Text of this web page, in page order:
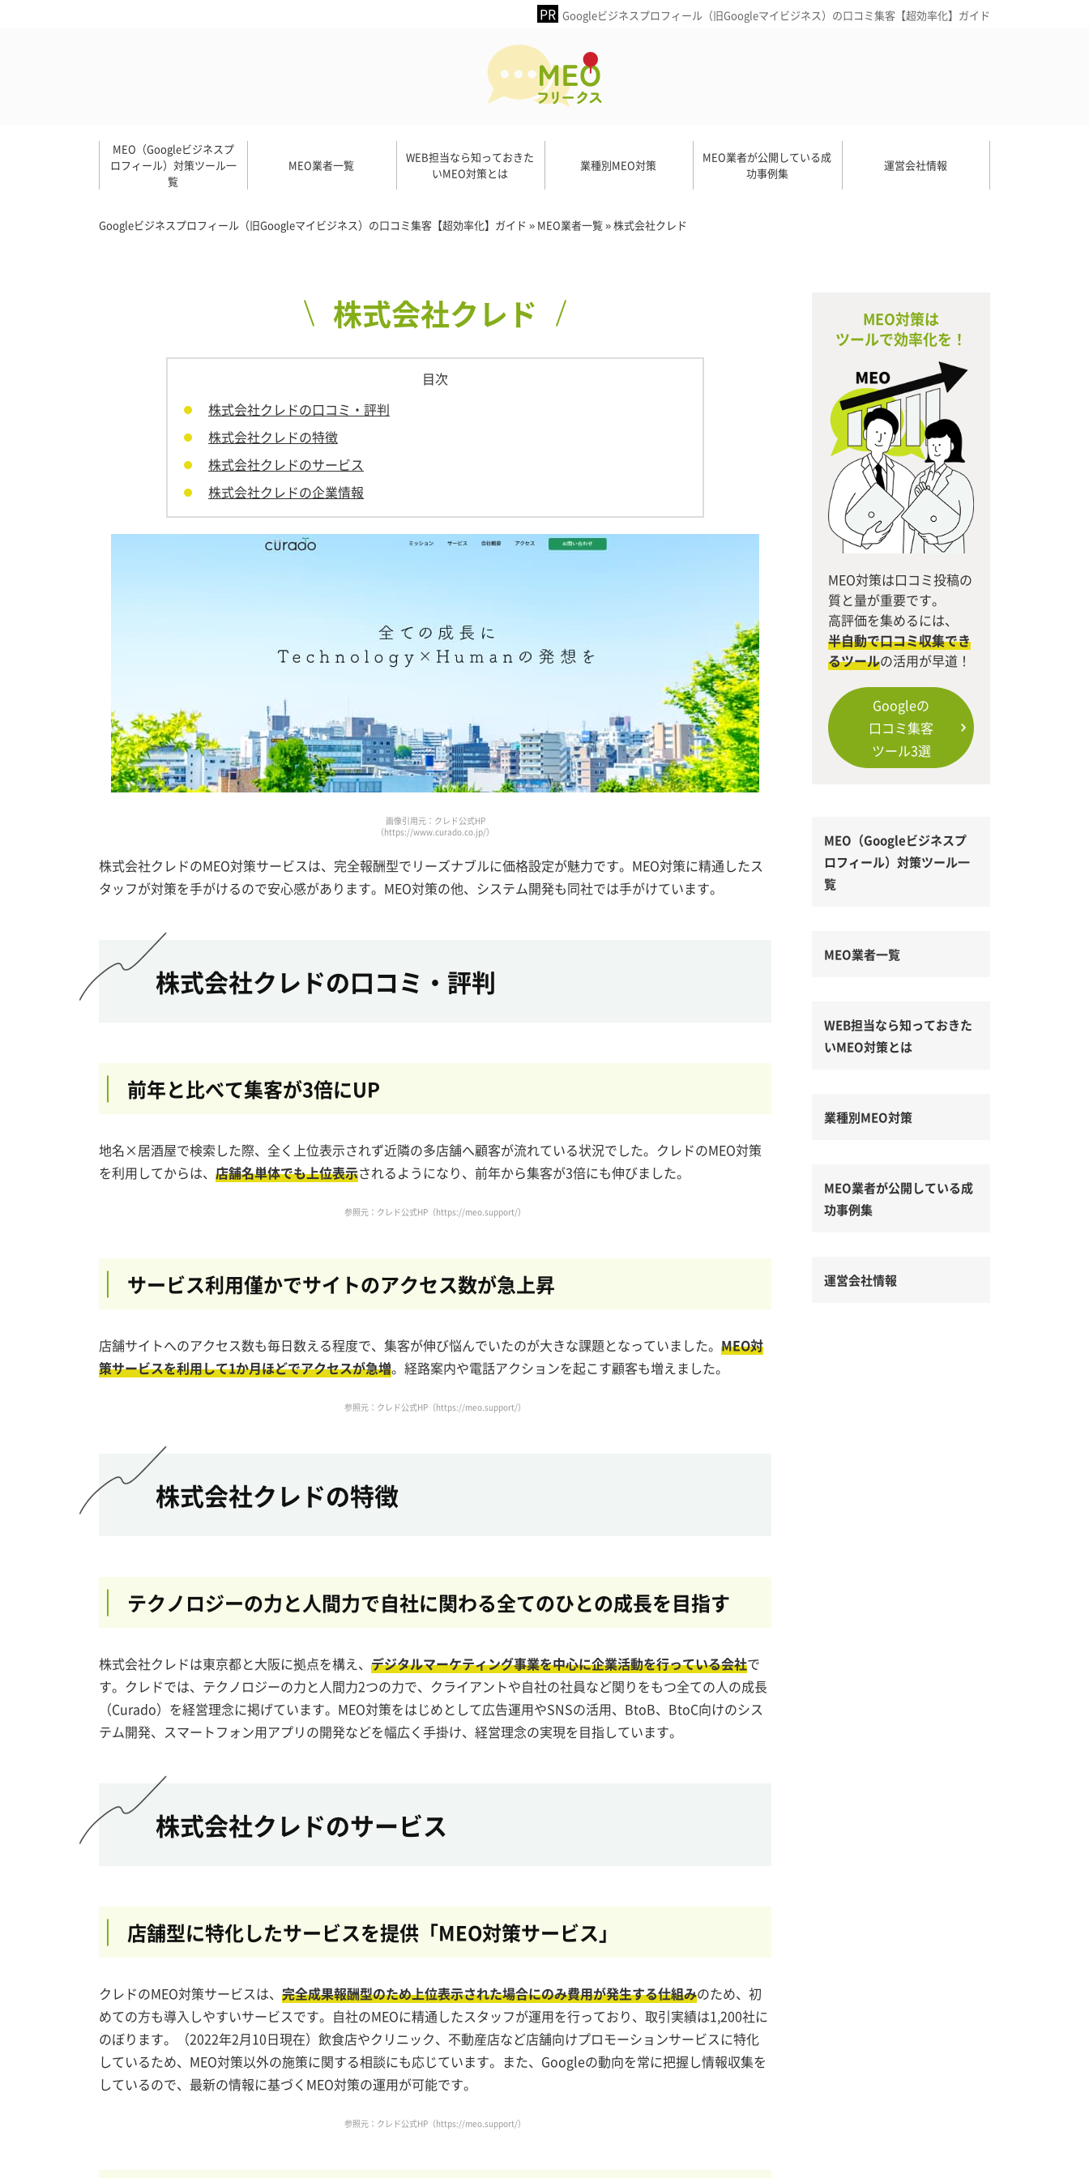
Googleビジネスプロフィール（旧Googleマイビジネス）の口コミ集客【超効率化】ガイド
MEO（Googleビジネスプ
ロフィール）対策ツール一
覧
MEO業者一覧
WEB担当なら知っておきた
いMEO対策とは
業種別MEO対策
MEO業者が公開している成
功事例集
運営会社情報
Googleビジネスプロフィール（旧Googleマイビジネス）の口コミ集客【超効率化】ガイド » MEO業者一覧»株式会社クレド
株式会社クレド
目次
株式会社クレドの口コミ・評判
株式会社クレドの特徴
株式会社クレドのサービス
株式会社クレドの企業情報
画像引用元：クレド公式HP
（https://www.curado.co.jp/）
株式会社クレドのMEO対策サービスは、完全報酬型でリーズナブルに価格設定が魅力です。MEO対策に精通したス
タッフが対策を手がけるので安心感があります。MEO対策の他、システム開発も同社では手がけています。
株式会社クレドの口コミ・評判
前年と比べて集客が3倍にUP
地名×居酒屋で検索した際、全く上位表示されず近隣の多店舗へ顧客が流れている状況でした。クレドのMEO対策
を利用してからは、 店舗名単体でも上位表示されるようになり、前年から集客が3倍にも伸びました。
参照元：クレド公式HP（https://meo.support/）
サービス利用僅かでサイトのアクセス数が急上昇
店舗サイトへのアクセス数も毎日数える程度で、集客が伸び悩んでいたのが大きな課題となっていました。 MEO対
策サービスを利用して1か月ほどでアクセスが急増。経路案内や電話アクションを起こす顧客も増えました。
参照元：クレド公式HP（https://meo.support/）
株式会社クレドの特徴
テクノロジーの力と人間力で自社に関わる全てのひとの成長を目指す
株式会社クレドは東京都と大阪に拠点を構え、 デジタルマーケティング事業を中心に企業活動を行っている会社で
す。クレドでは、テクノロジーの力と人間力2つの力で、クライアントや自社の社員など関りをもつ全ての人の成長
（Curado）を経営理念に掲げています。MEO対策をはじめとして広告運用やSNSの活用、BtoB、BtoC向けのシス
テム開発、スマートフォン用アプリの開発などを幅広く手掛け、経営理念の実現を目指しています。
株式会社クレドのサービス
店舗型に特化したサービスを提供「MEO対策サービス」
クレドのMEO対策サービスは、 完全成果報酬型のため上位表示された場合にのみ費用が発生する仕組みのため、初
めての方も導入しやすいサービスです。自社のMEOに精通したスタッフが運用を行っており、取引実績は1,200社に
のぼります。（2022年2月10日現在）飲食店やクリニック、不動産店など店舗向けプロモーションサービスに特化
しているため、MEO対策以外の施策に関する相談にも応じています。また、Googleの動向を常に把握し情報収集を
しているので、最新の情報に基づくMEO対策の運用が可能です。
参照元：クレド公式HP（https://meo.support/）
MEO対策は
ツールで効率化を！
MEO対策は口コミ投稿の
質と量が重要です。
高評価を集めるには、
半自動で口コミ収集でき
るツールの活用が早道！
Googleの
口コミ集客
ツール3選
MEO（Googleビジネスプ
ロフィール）対策ツール一
覧
MEO業者一覧
WEB担当なら知っておきた
いMEO対策とは
業種別MEO対策
MEO業者が公開している成
功事例集
運営会社情報